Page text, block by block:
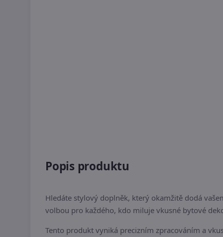
Popis produktu
Hledáte stylový doplněk, který okamžitě dodá
volbou pro každého, kdo miluje vkusné bytové
Tento produkt vyniká precizním zpracováním a